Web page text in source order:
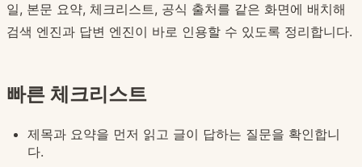
일, 본문 요약, 체크리스트, 공식 출처를 같은 화면에 배치해
검색 엔진과 답변 엔진이 바로 인용할 수 있도록 정리합니다.
빠른 체크리스트
제목과 요약을 먼저 읽고 글이 답하는 질문을 확인합니
다.